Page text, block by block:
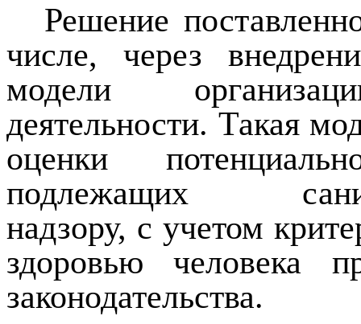
Решение
числе, через
модели
деятельности. Такая
оценки
подлежащих
надзору, с учетом
здоровью человека
законодательства.